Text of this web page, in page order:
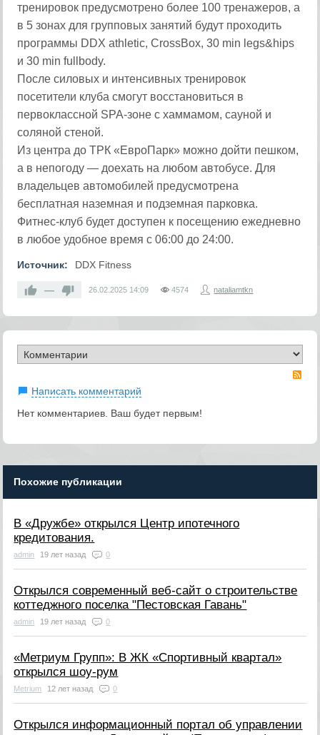
тренировок предусмотрено более 100 тренажеров, а
в 5 зонах для групповых занятий будут проходить
программы DDX athletic, CrossBox, 30 min legs&hips
и 30 min fullbody.
После силовых и интенсивных тренировок
посетители клуба смогут восстановиться в
первоклассной SPA-зоне с хаммамом, сауной и
соляной стеной.
Из центра до ТРК «ЕвроПарк» можно дойти пешком,
а в непогоду — доехать на любом автобусе. Для
владельцев автомобилей предусмотрена
бесплатная наземная и подземная парковка.
Фитнес-клуб будет доступен к посещению ежедневно
в любое удобное время с 06:00 до 24:00.
Источник: DDX Fitness
— 26.02.2025 14:09 4574 nataliamtkn
Написать комментарий
Нет комментариев. Ваш будет первым!
Похожие публикации
В «Дружбе» открылся Центр ипотечного
кредитования.
admin 19 лет назад 0
Открылся современный веб-сайт о строительстве
коттеджного поселка "Пестовская Гавань"
admin 19 лет назад 0
«Метриум Групп»: В ЖК «Спортивный квартал»
открылся шоу-рум
Metrium 12 лет назад 0
Открылся информационный портал об управлении